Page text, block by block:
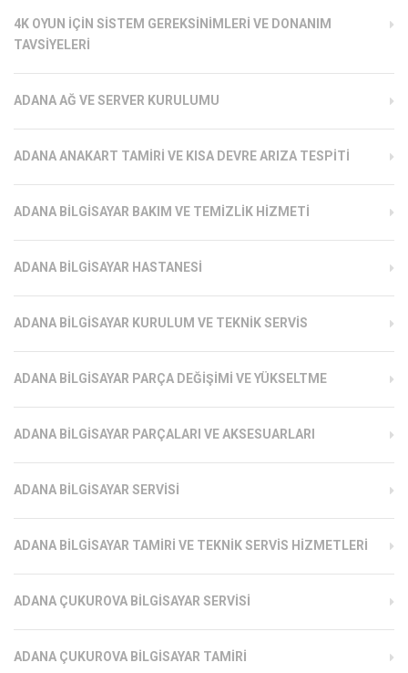
4K OYUN İÇIN SISTEM GEREKSINIMLERI VE DONANIM
TAVSIYELERI
ADANA AĞ VE SERVER KURULUMU
ADANA ANAKART TAMIRI VE KISA DEVRE ARIZA TESPITI
ADANA BILGISAYAR BAKIM VE TEMIZLIK HIZMETI
ADANA BILGISAYAR HASTANESI
ADANA BILGISAYAR KURULUM VE TEKNIK SERVIS
ADANA BILGISAYAR PARÇA DEĞIŞIMI VE YÜKSELTME
ADANA BILGISAYAR PARÇALARI VE AKSESUARLARI
ADANA BILGISAYAR SERVISI
ADANA BILGISAYAR TAMIRI VE TEKNIK SERVIS HIZMETLERI
ADANA ÇUKUROVA BILGISAYAR SERVISI
ADANA ÇUKUROVA BILGISAYAR TAMIRI